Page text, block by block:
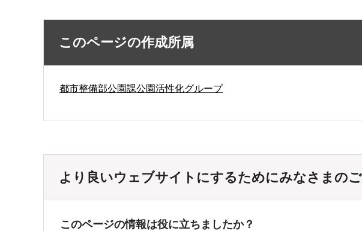
このページの作成所属
都市整備部公園課公園活性化グループ
より良いウェブサイトにするためにみなさまの
このページの情報は役に立ちましたか？